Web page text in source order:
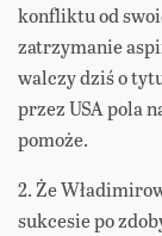
konfliktu od
zatrzymanie
walczy dziś o
przez USA pola
pomoże.
2. Że
sukcesie po